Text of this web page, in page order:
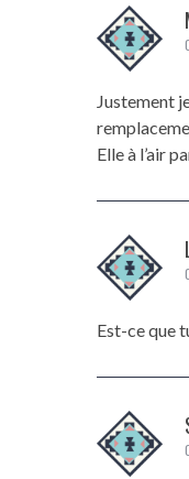
Justement
Elle à l’air
Est-ce que